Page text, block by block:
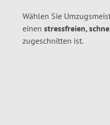
Wählen Sie
einen stressfreien,
zugeschnitten ist.